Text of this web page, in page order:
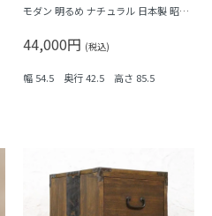
モダン 明るめ ナチュラル 日本製 昭和
44,000円 (税込)
幅 54.5 奥行 42.5 高さ 85.5